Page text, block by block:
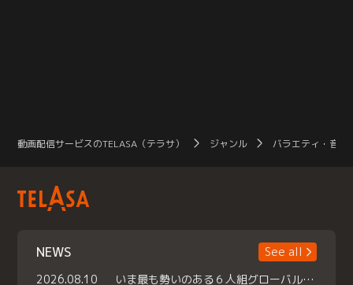
動画配信サービスのTELASA（テラサ） ジャンル バラエティ・音楽
NEWS
See all
2026.08.10
いま最も勢いのある６人組グローバルグル ープ NCT WISHの地上波初冠特番 『NCT WISHの放課後グランプリ』放送決定 メンバーたちが３ペアに分かれ 【平成】をテーマにしたスペシャル企画 で対決 番組撮り下ろしのパフォーマンスも！ TELASA（テラサ）では放送終了後から オリジナルコンテンツを大量配信！